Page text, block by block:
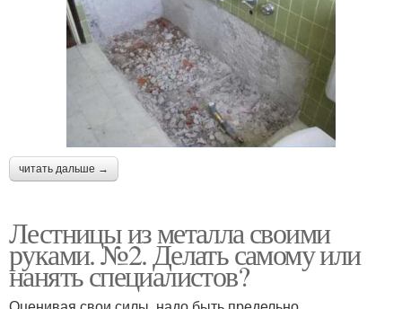
читать дальше →
Лестницы из металла своими
руками. №2. Делать самому или
нанять специалистов?